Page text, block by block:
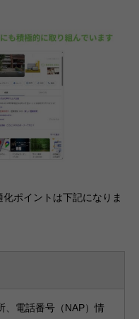
ポイントは下記になりま
、電話番号（NAP）情